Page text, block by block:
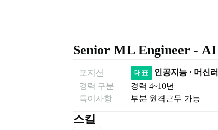
Senior ML Engineer -
포지션 대표 인공지능 · 머신
경력 구분
경력 4~10년
특이사항
부분 원격근무 가능
스킬